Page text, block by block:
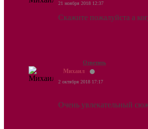
21 ноября 2018 12:37
Скажите пожалуйста а
Ответить
Михаил
2 октября 2018 17:17
Очень увлекательный